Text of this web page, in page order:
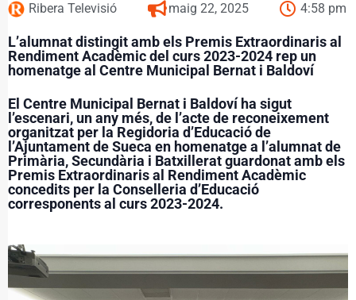
Ribera Televisió maig 22, 2025 4:58 pm
L’alumnat distingit amb els Premis Extraordinaris al
Rendiment Acadèmic del curs 2023-2024 rep un
homenatge al Centre Municipal Bernat i Baldoví
El Centre Municipal Bernat i Baldoví ha sigut
l’escenari, un any més, de l’acte de reconeixement
organitzat per la Regidoria d’Educació de
l’Ajuntament de Sueca en homenatge a l’alumnat de
Primària, Secundària i Batxillerat guardonat amb els
Premis Extraordinaris al Rendiment Acadèmic
concedits per la Conselleria d’Educació
corresponents al curs 2023-2024.